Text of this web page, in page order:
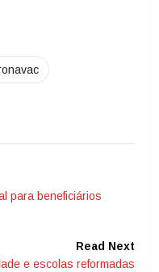
para beneficiários
Read Next
e escolas reformadas